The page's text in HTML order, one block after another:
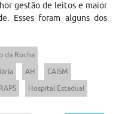
gestão de leitos e maior
Esses foram alguns dos
da Rocha
AH
CAISM
RAPS
Hospital Estadual